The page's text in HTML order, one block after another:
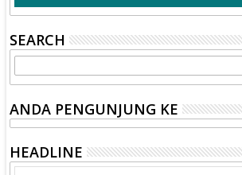
SEARCH
ANDA PENGUNJUNG KE
HEADLINE